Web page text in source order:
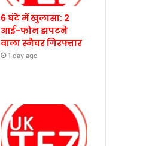
6 घंटे में खुलासा: 2
आई-फोन झपटने
वाला स्नैचर गिरफ्तार
1 day ago